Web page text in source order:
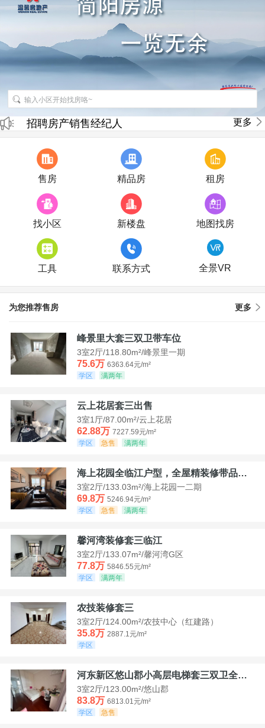
招聘房产销售经纪人
房产直播
更多
售房 精品房 租房
找小区 新楼盘 地图找房
工具 联系方式 全景VR
为您推荐售房 更多
峰景里大套三双卫带车位
3室2厅/118.80m²/峰景里一期
75.6万 6363.64元/m²
学区
满两年
云上花居套三出售
3室1厅/87.00m²/云上花居
62.88万 7227.59元/m²
学区
急售 满两年
海上花园全临江户型，全屋精装修带品牌家具家电，诚意出售！
3室2厅/133.03m²/海上花园一二期
69.8万 5246.94元/m²
学区
急售 满两年
馨河湾装修套三临江
3室2厅/133.07m²/馨河湾G区
77.8万 5846.55元/m²
学区
满两年
农技装修套三
3室2厅/124.00m²/农技中心（红建路）
35.8万 2887.1元/m²
学区
河东新区悠山郡小高层电梯套三双卫全装带家具家电
3室2厅/123.00m²/悠山郡
83.8万 6813.01元/m²
学区
急售